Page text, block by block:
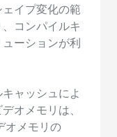
イプ変化の範
コンパイルキ
ーションが利
ャッシュによ
オメモリは、
オメモリの